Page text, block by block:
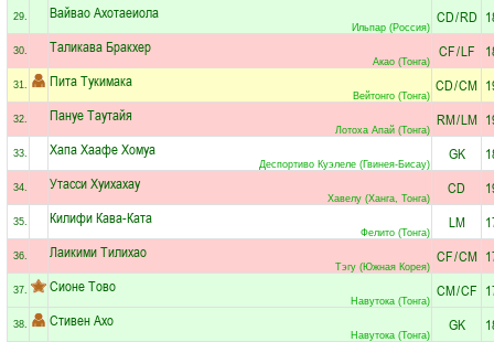
29. Вайвао Ахотаеиола
Ильпар (Россия)
CD/RD
30. Таликава Бракхер
Акао (Тонга)
CF/LF
31. Пита Тукимака
Вейтонго (Тонга)
CD/CM
32. Пануе Таутайя
Лотоха Апай (Тонга)
RM/LM
33. Хапа Хаафе Хомуа
Деспортиво Куэлеле (Гвинея-Бисау)
GK
34. Утасси Хуихахау
Хавелу (Ханга, Тонга)
CD
35. Килифи Кава-Ката
Фелито (Тонга)
LM
36. Лаикими Тилихао
Тэгу (Южная Корея)
CF/CM
37. Сионе Тово
Навутока (Тонга)
CM/CF
38. Стивен Ахо
Навутока (Тонга)
GK